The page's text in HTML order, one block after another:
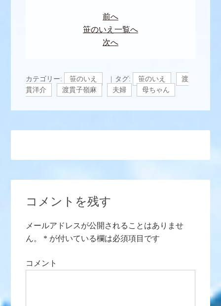
前へ
笹のいえ一覧へ
次へ
カテゴリー: 笹のいえ タグ: 笹のいえ
渡
貫洋介
渡貫子嶺麻 夫婦 母ちゃん
コメントを残す
メールアドレスが公開されることはありませ
ん。
* が付いている欄は必須項目です
コメント